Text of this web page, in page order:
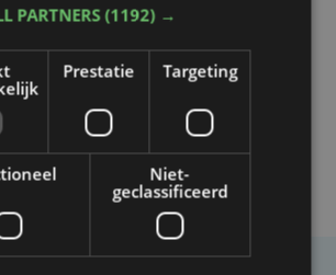
6 augustus | 21:30
van vechtpartij, is na
overleden
PARTNERS(1192) →
Prestatie Targeting
Niet-
geclassificeerd